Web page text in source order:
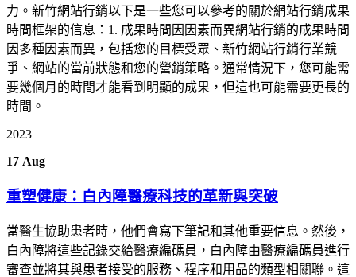
力。新竹網站行銷以下是一些您可以參考的關於網站行銷成果
時間框架的信息：1. 成果時間因因素而異網站行銷的成果時間
因多種因素而異，包括您的目標受眾、新竹網站行銷行業競
爭、網站的當前狀態和您的營銷策略。通常情況下，您可能需
要幾個月的時間才能看到明顯的成果，但這也可能需要更長的
時間。
2023
17 Aug
重塑健康：白內障醫療科技的革新與突破
當醫生協助患者時，他們會寫下筆記和其他重要信息。然後，
白內障將這些記錄交給醫療編碼員，白內障由醫療編碼員進行
審查並將其與患者接受的服務、程序和用品的類型相關聯。這